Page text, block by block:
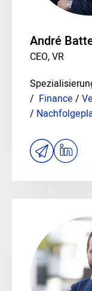
André
CEO, VR
/ Finance /
/